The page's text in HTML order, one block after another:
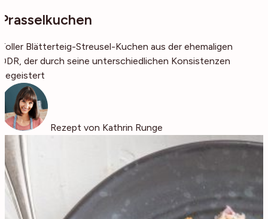
Prasselkuchen
Toller Blätterteig-Streusel-Kuchen aus der ehemaligen
DDR, der durch seine unterschiedlichen Konsistenzen
begeistert
Rezept von Kathrin Runge